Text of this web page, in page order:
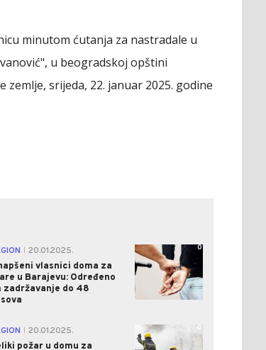
minutom ćutanja za nastradale u
u beogradskoj opštini
srijeda, 22. januar 2025. godine
20.01.2025.
vlasnici doma za
u Barajevu: Određeno
zadržavanje do 48
0
20.01.2025.
požar u domu za
0